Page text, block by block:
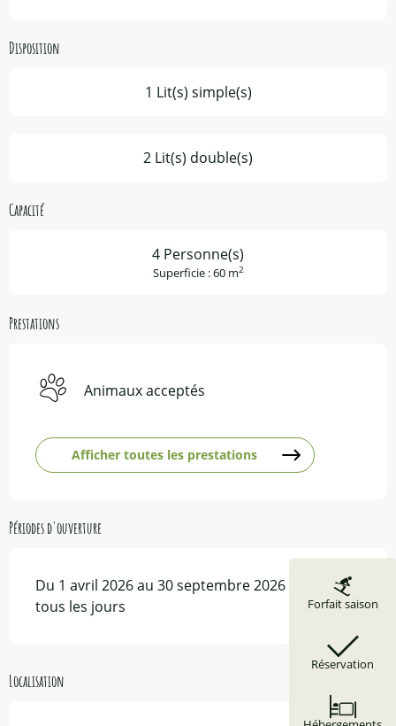
Forfait saison
Réservation
Disposition
1 Lit(s) simple(s)
2 Lit(s) double(s)
Capacité
4 Personne(s)
Superficie : 60 m2
Prestations
Animaux acceptés
Afficher toutes les prestations
Périodes d'ouverture
Du 1 avril 2026 au 30 septembre 2026 - Ouvert
tous les jours
Localisation